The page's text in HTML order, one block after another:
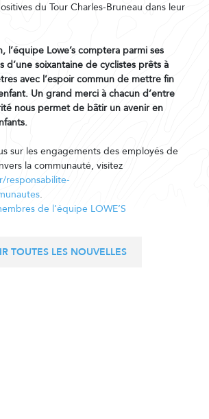
du Tour Charles-Bruneau dans leur
l’équipe Lowe’s comptera parmi ses
d’une soixantaine de cyclistes prêts à
avec l’espoir commun de mettre fin
Un grand merci à chacun d’entre
nous permet de bâtir un avenir en
sur les engagements des employés de
la communauté, visitez
responsabilite-
.
de l’équipe LOWE’S
TOUTES LES NOUVELLES